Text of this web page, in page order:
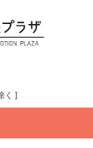
く ]